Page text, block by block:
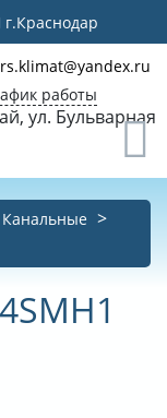
г.Краснодар
работы
Канальные